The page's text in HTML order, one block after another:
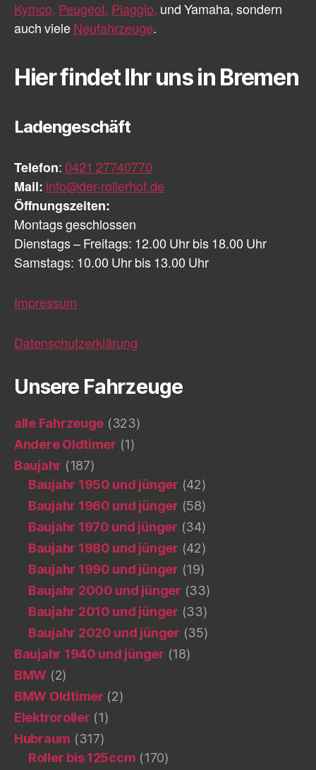
Kymco, Peugeot, Piaggio, und Yamaha, sondern
auch viele Neufahrzeuge.
Hier findet Ihr uns in Bremen
Ladengeschäft
Telefon: 0421 27740770
Mail: info@der-rollerhof.de
Öffnungszeiten:
Montags geschlossen
Dienstags – Freitags: 12.00 Uhr bis 18.00 Uhr
Samstags: 10.00 Uhr bis 13.00 Uhr
Impressum
Datenschutzerklärung
Unsere Fahrzeuge
alle Fahrzeuge (323)
Andere Oldtimer (1)
Baujahr (187)
Baujahr 1950 und jünger (42)
Baujahr 1960 und jünger (58)
Baujahr 1970 und jünger (34)
Baujahr 1980 und jünger (42)
Baujahr 1990 und jünger (19)
Baujahr 2000 und jünger (33)
Baujahr 2010 und jünger (33)
Baujahr 2020 und jünger (35)
Baujahr 1940 und jünger (18)
BMW (2)
BMW Oldtimer (2)
Elektroroller (1)
Hubraum (317)
Roller bis 125ccm (170)